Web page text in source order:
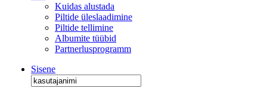
Kuidas alustada
Piltide üleslaadimine
Piltide tellimine
Albumite tüübid
Partnerlusprogramm
Sisene